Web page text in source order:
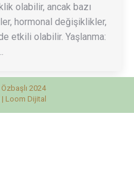
olabilir, ancak bazı
hormonal değişiklikler,
etkili olabilir. Yaşlanma:
2024
Loom Dijital